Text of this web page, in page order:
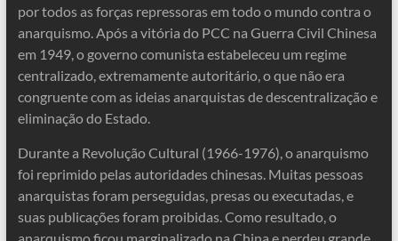
por todos as forças repressoras em todo o mundo contra o
anarquismo. Após a vitória do PCC na Guerra Civil Chinesa
em 1949, o governo comunista estabeleceu um regime
centralizado, extremamente autoritário, o que não era
congruente com as ideias anarquistas de descentralização e
eliminação do Estado.
Durante a Revolução Cultural (1966-1976), o anarquismo
foi reprimido pelas autoridades chinesas. Muitas pessoas
anarquistas foram perseguidas, presas ou executadas, e
suas publicações foram proibidas. Como resultado, o